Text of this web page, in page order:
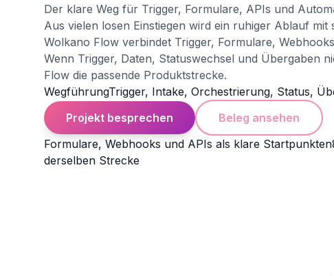
Der klare Weg für Trigger, Formulare, APIs und
Aus vielen losen Einstiegen wird ein ruhiger Ablauf
Wolkano Flow verbindet Trigger, Formulare,
Wenn Trigger, Daten, Statuswechsel und Übergaben
Flow die passende Produktstrecke.
WegführungTrigger, Intake, Orchestrierung, Status,
Projekt besprechen
Beleg ansehen
Formulare, Webhooks und APIs als klare Startpunkte
derselben Strecke